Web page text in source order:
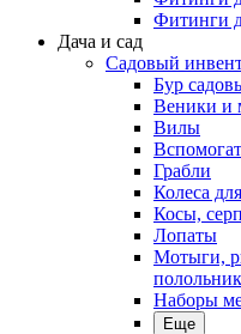
Фитинги
Дача и сад
Садовый
Бур
Веники и
Вилы
Грабли
Колеса
Косы,
Лопаты
Мотыги,
Наборы
Еще